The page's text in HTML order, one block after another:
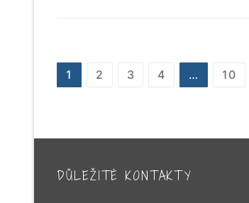
STRÁNKOVÁNÍ
1 2 3 4 … 10
DŮLEŽITÉ KONTAKTY